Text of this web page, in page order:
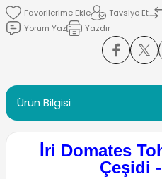
Tavsiye Et
Yorum Yaz
Yazdır
Ürün Bilgisi
İri Domates
Çeşidi